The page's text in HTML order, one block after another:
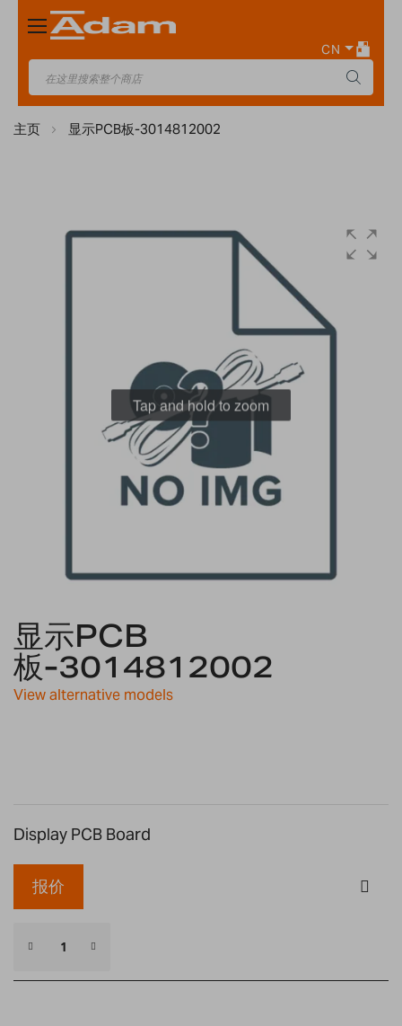
Toggle
Nav
CN
主页 显示PCB板-3014812002
Tap and hold to zoom
to
the
beginning
of
the
显示PCB
板-3014812002
View alternative models
Display PCB Board
报价